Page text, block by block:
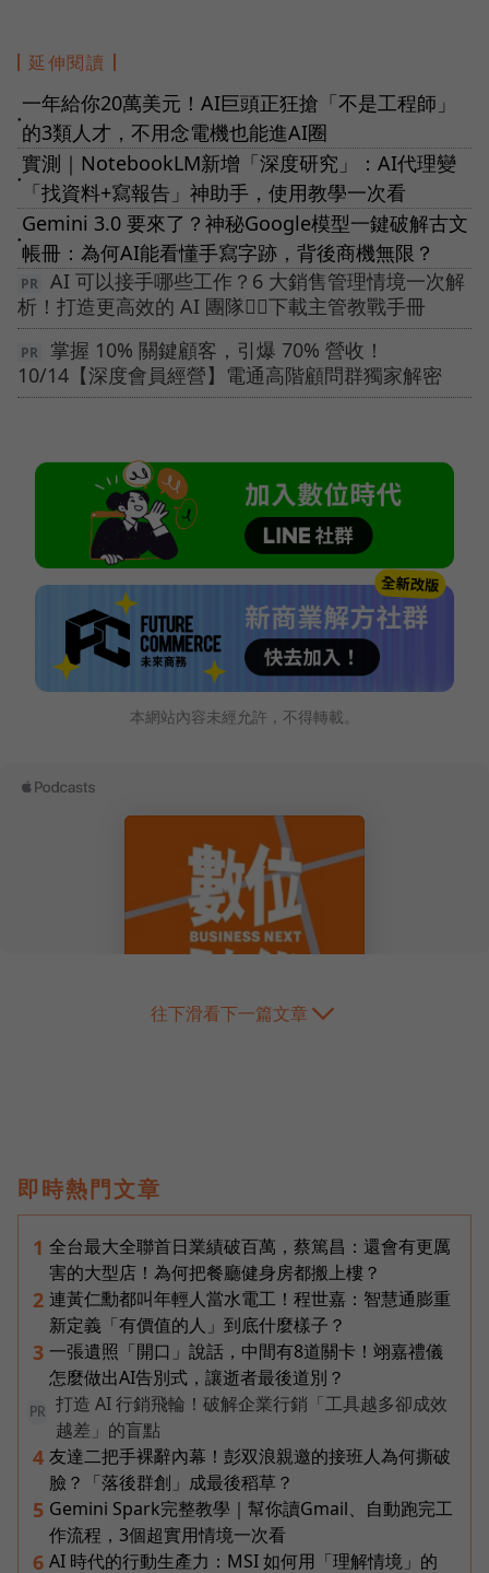
延伸閱讀
●
一年給你20萬美元！AI巨頭正狂搶「不是工程師」
的3類人才，不用念電機也能進AI圈
●
實測｜NotebookLM新增「深度研究」：AI代理變
「找資料+寫報告」神助手，使用教學一次看
●
Gemini 3.0 要來了？神秘Google模型一鍵破解古文
帳冊：為何AI能看懂手寫字跡，背後商機無限？
AI 可以接手哪些工作？6 大銷售管理情境一次解
析！打造更高效的 AI 團隊👉🏻下載主管教戰手冊
掌握 10% 關鍵顧客，引爆 70% 營收！
10/14【深度會員經營】電通高階顧問群獨家解密
本網站內容未經允許，不得轉載。
往下滑看下一篇文章
即時熱門文章
1 全台最大全聯首日業績破百萬，蔡篤昌：還會有更厲
害的大型店！為何把餐廳健身房都搬上樓？
2 連黃仁勳都叫年輕人當水電工！程世嘉：智慧通膨重
新定義「有價值的人」到底什麼樣子？
3 一張遺照「開口」說話，中間有8道關卡！翊嘉禮儀
怎麼做出AI告別式，讓逝者最後道別？
PR
打造 AI 行銷飛輪！破解企業行銷「工具越多卻成效
越差」的盲點
4 友達二把手裸辭內幕！彭双浪親邀的接班人為何撕破
臉？「落後群創」成最後稻草？
5 Gemini Spark完整教學｜幫你讀Gmail、自動跑完工
作流程，3個超實用情境一次看
6 AI 時代的行動生產力：MSI 如何用「理解情境」的